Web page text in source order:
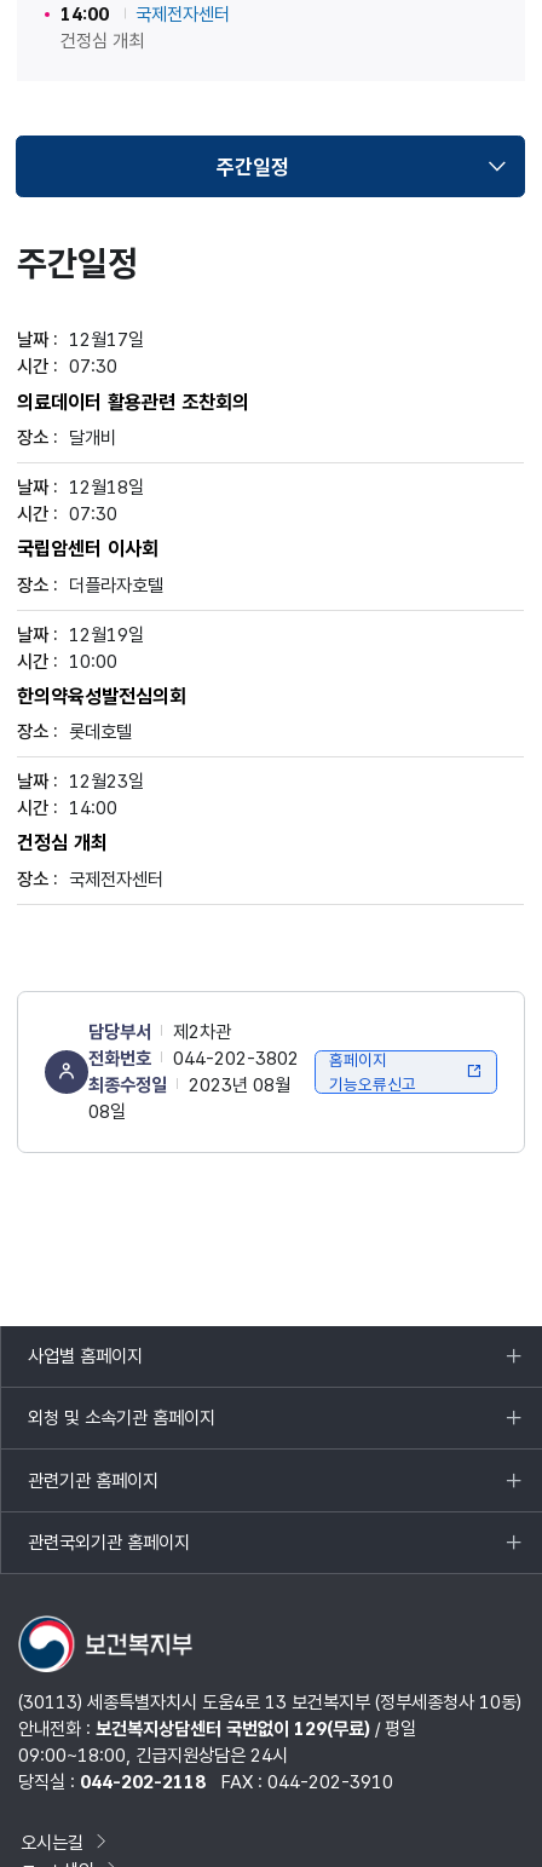
14:00
국제전자센터
건정심 개최
주간일정
선택됨
주간일정
12월17일
07:30
의료데이터 활용관련 조찬회의
달개비
12월18일
07:30
국립암센터 이사회
더플라자호텔
12월19일
10:00
한의약육성발전심의회
롯데호텔
12월23일
14:00
건정심 개최
국제전자센터
담당부서
제2차관
전화번호
044-202-3802
최종수정일
2023년 08월
08일
홈페이지
기능오류신고
사업별 홈페이지
목록
열기
외청 및 소속기관 홈페이지
목록
열기
관련기관 홈페이지
목록
열기
관련국외기관 홈페이지
목록
열기
(30113) 세종특별자치시 도움4로 13 보건복지부 (정부세종청사 10동)
안내전화 : 보건복지상담센터 국번없이 129(무료)/ 평일
09:00~18:00, 긴급지원상담은 24시
당직실 : 044-202-2118 FAX : 044-202-3910
오시는길